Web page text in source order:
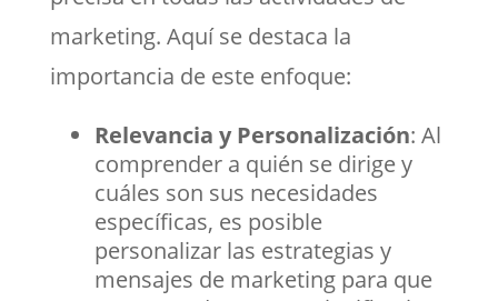
marketing. Aquí se destaca la
importancia de este enfoque:
Relevancia y Personalización: Al
comprender a quién se dirige y
cuáles son sus necesidades
específicas, es posible
personalizar las estrategias y
mensajes de marketing para que